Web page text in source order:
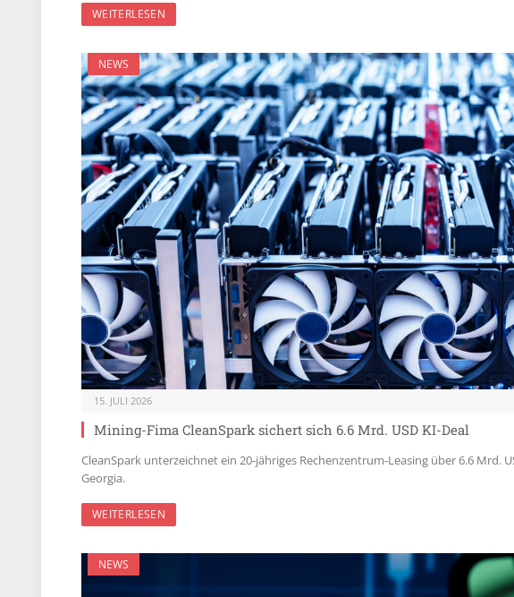
WEITERLESEN
NEWS
15. JULI 2026
Mining-Fima CleanSpark sichert sich 6.6 Mrd. USD KI-Deal
CleanSpark unterzeichnet ein 20-jähriges Rechenzentrum-Leasing über 6.6 Mrd.
Georgia.
WEITERLESEN
NEWS